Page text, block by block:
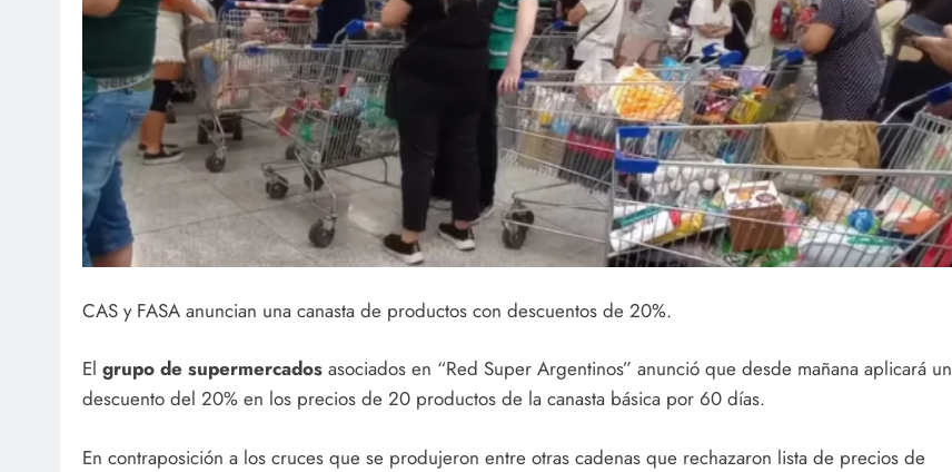
CAS y FASA anuncian una canasta de productos con descuentos de 20%.
El grupo de supermercados asociados en “Red Super Argentinos” anunció que desde mañana aplicará un
descuento del 20% en los precios de 20 productos de la canasta básica por 60 días.
En contraposición a los cruces que se produjeron entre otras cadenas que rechazaron lista de precios de